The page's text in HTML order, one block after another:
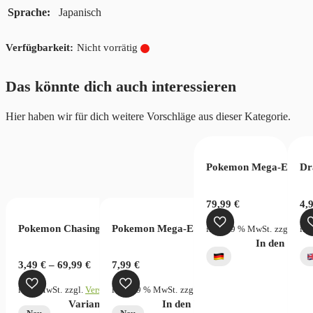
Sprache Japanisch
Nicht vorrätig
Das könnte dich auch interessieren
Hier haben wir für dich weitere Vorschläge aus dieser Kategorie.
Stream
Pokemon Chasing Glory Together Chinese
3,49€–69,99€
inkl. MwSt. zzgl.Versandkosten
Variante wählen
Dieses
Pokemon Mega-Evolution Pitch Black
7,99€
inkl. 19 % MwSt. zzgl.
In den Warenkorb
Pokemon Mega-
79,99 €
inkl. 19 % MwSt. zzgl.
In den